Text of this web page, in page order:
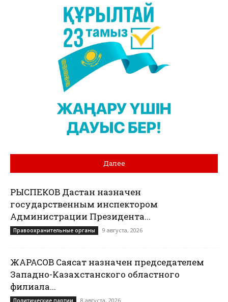
Далее
РЫСПЕКОВ Дастан назначен
государственным инспектором
Администрации Президента...
Правоохранительные органы 9 августа, 2026
ЖАРАСОВ Саясат назначен председателем
Западно-Казахстанского областного
филиала...
Политические партии 8 августа, 2026